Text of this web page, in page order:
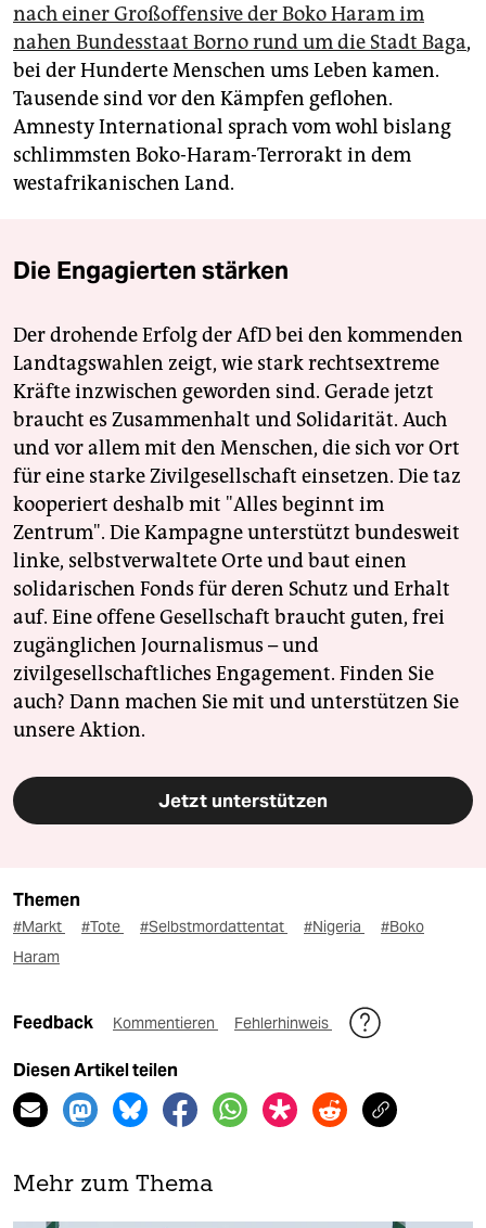
nach einer Großoffensive der Boko Haram im
nahen Bundesstaat Borno rund um die Stadt Baga,
bei der Hunderte Menschen ums Leben kamen.
Tausende sind vor den Kämpfen geflohen.
Amnesty International sprach vom wohl bislang
schlimmsten Boko-Haram-Terrorakt in dem
westafrikanischen Land.
Die Engagierten stärken
Der drohende Erfolg der AfD bei den kommenden
Landtagswahlen zeigt, wie stark rechtsextreme
Kräfte inzwischen geworden sind. Gerade jetzt
braucht es Zusammenhalt und Solidarität. Auch
und vor allem mit den Menschen, die sich vor Ort
für eine starke Zivilgesellschaft einsetzen. Die taz
kooperiert deshalb mit "Alles beginnt im
Zentrum". Die Kampagne unterstützt bundesweit
linke, selbstverwaltete Orte und baut einen
solidarischen Fonds für deren Schutz und Erhalt
auf. Eine offene Gesellschaft braucht guten, frei
zugänglichen Journalismus – und
zivilgesellschaftliches Engagement. Finden Sie
auch? Dann machen Sie mit und unterstützen Sie
unsere Aktion.
Jetzt unterstützen
Themen
#Markt #Tote #Selbstmordattentat #Nigeria
#Boko
Haram
Feedback Kommentieren Fehlerhinweis
Diesen Artikel teilen
Mehr zum Thema